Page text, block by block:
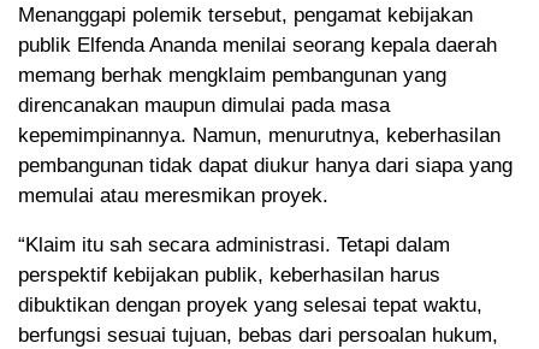
Menanggapi polemik tersebut, pengamat kebijakan
publik Elfenda Ananda menilai seorang kepala daerah
memang berhak mengklaim pembangunan yang
direncanakan maupun dimulai pada masa
kepemimpinannya. Namun, menurutnya, keberhasilan
pembangunan tidak dapat diukur hanya dari siapa yang
memulai atau meresmikan proyek.
“Klaim itu sah secara administrasi. Tetapi dalam
perspektif kebijakan publik, keberhasilan harus
dibuktikan dengan proyek yang selesai tepat waktu,
berfungsi sesuai tujuan, bebas dari persoalan hukum,